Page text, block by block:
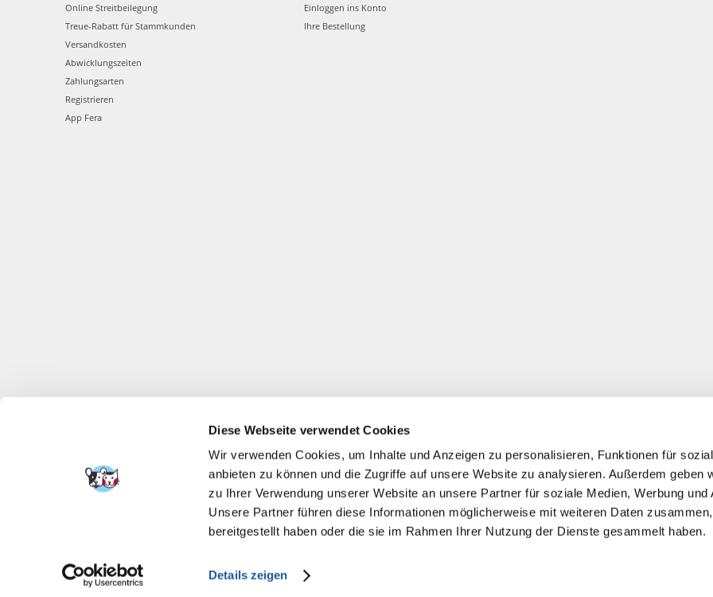
Diese Webseite verwendet Cookies
Wir verwenden Cookies, um Inhalte und Anzeigen zu personalisieren, Funktionen für
anbieten zu können und die Zugriffe auf unsere Website zu analysieren. Außerdem geben
zu Ihrer Verwendung unserer Website an unsere Partner für soziale Medien, Werbung und
Unsere Partner führen diese Informationen möglicherweise mit weiteren Daten
bereitgestellt haben oder die sie im Rahmen Ihrer Nutzung der Dienste gesammelt haben.
Details zeigen
Online Streitbeilegung
Treue-Rabatt für Stammkunden
Versandkosten
Abwicklungszeiten
Zahlungsarten
Registrieren
App Fera
Einloggen ins Konto
Ihre Bestellung
*Alle Preise inkl. ges. MwSt./ zzgl. Versand